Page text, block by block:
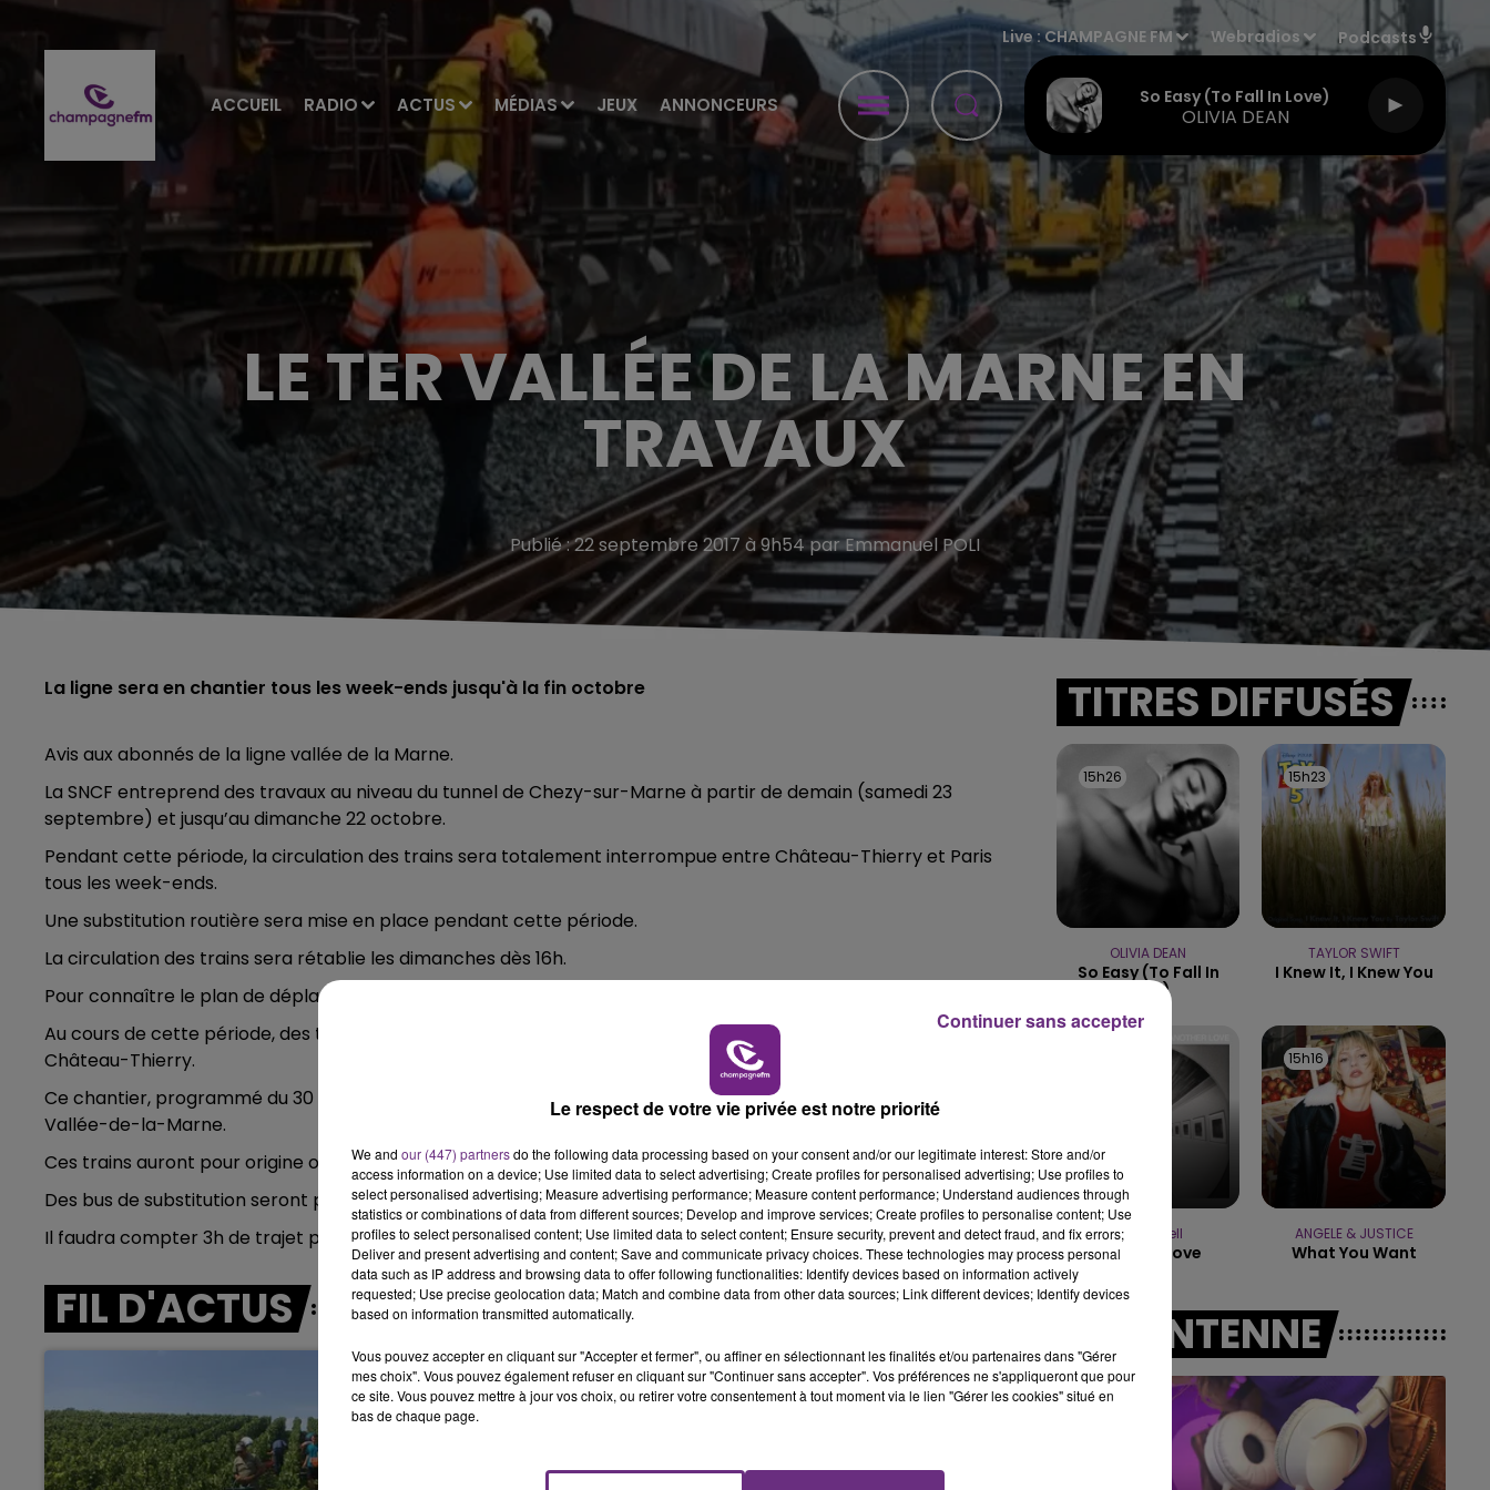
ACCUEIL RADIO ACTUS MÉDIAS JEUX ANNONCEURS
Live :CHAMPAGNE FM Webradios Podcasts
So Easy (to Fall In Love)
OLIVIA DEAN
15h00 - 19h00
LE CLUB CHAMPAGNE FM
19h00 - 19h15
LA POP MACHINE - CHAMPAGNE FM
19h15 - 20h00
LA RADIO POP
LE TER VALLÉE DE LA MARNE EN
TRAVAUX
Publié : 22 septembre 2017 à 9h54 par Emmanuel POLI
La ligne sera en chantier tous les week-ends jusqu'à la fin octobre
Avis aux abonnés de la ligne vallée de la Marne.
La SNCF entreprend des travaux au niveau du tunnel de Chezy-sur-Marne à partir de demain (samedi 23
septembre) et jusqu’au dimanche 22 octobre.
Pendant cette période, la circulation des trains sera totalement interrompue entre Château-Thierry et Paris
tous les week-ends.
Une substitution routière sera mise en place pendant cette période.
La circulation des trains sera rétablie les dimanches dès 16h.
Pour connaître le plan de déplacement pendant cette période, cliquez
Au cours de cette période, des travaux seront également réalisés au passage à niveau se situant à la sortie de
Château-Thierry.
Ce chantier, programmé du 30 septembre au 1er octobre aura un impact sur l’ensemble des trains TER
Vallée-de-la-Marne.
Ces trains auront pour origine ou terminus la gare d’Epernay.
Des bus de substitution seront proposés aux voyageurs.
Il faudra compter 3h de trajet pour rejoindre Paris au départ d’Epernay.
FIL D'ACTUS
TITRES DIFFUSÉS
15h26
15h26
OLIVIA DEAN
So Easy (to Fall In
Love)
15h23
15h23
TAYLOR SWIFT
I Knew It, I Knew You
Tom Odell
Another Love
15h16
15h16
ANGELE & JUSTICE
What You Want
A L'ANTENNE
Le respect de votre vie privée est notre priorité
We and our (447) partnersdo the following data processing based on your consent and/or our legitimate interest: Store and/or
access information on a device; Use limited data to select advertising; Create profiles for personalised advertising; Use profiles to
select personalised advertising; Measure advertising performance; Measure content performance; Understand audiences through
statistics or combinations of data from different sources; Develop and improve services; Create profiles to personalise content; Use
profiles to select personalised content; Use limited data to select content; Ensure security, prevent and detect fraud, and fix errors;
Deliver and present advertising and content; Save and communicate privacy choices. These technologies may process personal
data such as IP address and browsing data to offer following functionalities: Identify devices based on information actively
requested; Use precise geolocation data; Match and combine data from other data sources; Link different devices; Identify devices
based on information transmitted automatically.
Vous pouvez accepter en cliquant sur "Accepter et fermer", ou affiner en sélectionnant les finalités et/ou partenaires dans "Gérer
mes choix". Vous pouvez également refuser en cliquant sur "Continuer sans accepter". Vos préférences ne s'appliqueront que pour
ce site. Vous pouvez mettre à jour vos choix, ou retirer votre consentement à tout moment via le lien "Gérer les cookies" situé en
bas de chaque page.
Continuer sans accepter